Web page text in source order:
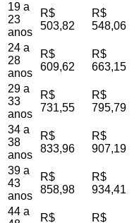
19 a
23
anos
R$
503,82
R$
548,06
24 a
28
anos
R$
609,62
R$
663,15
29 a
33
anos
R$
731,55
R$
795,79
34 a
38
anos
R$
833,96
R$
907,19
39 a
43
anos
R$
858,98
R$
934,41
44 a
R$ R$